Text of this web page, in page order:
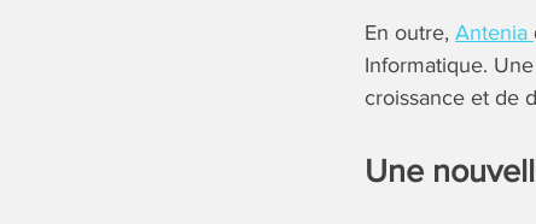
En outre, Antenia
Informatique.
croissance et de
Une